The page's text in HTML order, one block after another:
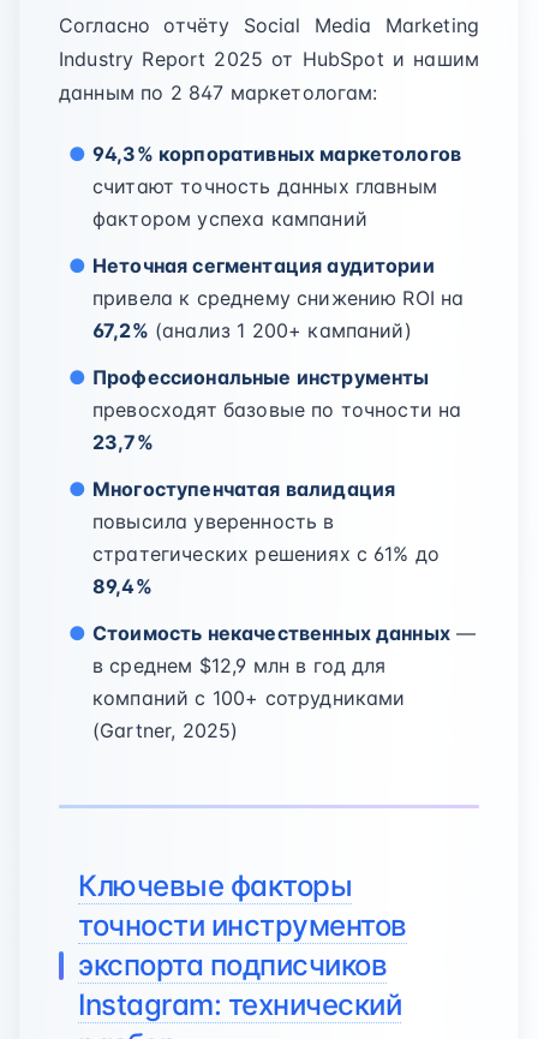
Согласно отчёту Social Media Marketing
Industry Report 2025 от HubSpot и нашим
данным по 2 847 маркетологам:
94,3% корпоративных маркетологов
считают точность данных главным
фактором успеха кампаний
Неточная сегментация аудитории
привела к среднему снижению ROI на
67,2% (анализ 1 200+ кампаний)
Профессиональные инструменты
превосходят базовые по точности на
23,7%
Многоступенчатая валидация
повысила уверенность в
стратегических решениях с 61% до
89,4%
Стоимость некачественных данных—
в среднем $12,9 млн в год для
компаний с 100+ сотрудниками
(Gartner, 2025)
Ключевые факторы
точности инструментов
экспорта подписчиков
Instagram: технический